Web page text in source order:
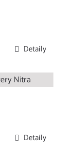
Detaily
Detaily